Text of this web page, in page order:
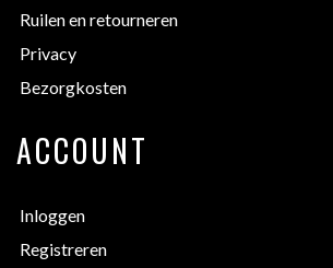
Ruilen en retourneren
Privacy
Bezorgkosten
ACCOUNT
Inloggen
Registreren